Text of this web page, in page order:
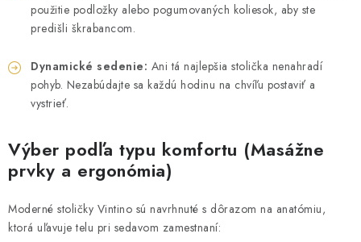
použitie podložky alebo pogumovaných koliesok, aby ste
predišli škrabancom.
Dynamické sedenie: Ani tá najlepšia stolička nenahradí
pohyb. Nezabúdajte sa každú hodinu na chvíľu postaviť a
vystrieť.
Výber podľa typu komfortu (Masážne
prvky a ergonómia)
Moderné stoličky Vintino sú navrhnuté s dôrazom na anatómiu,
ktorá uľavuje telu pri sedavom zamestnaní: